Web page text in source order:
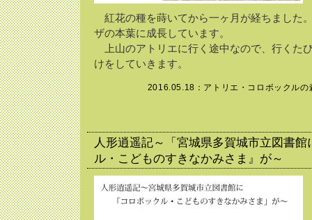
紅花の種を蒔いてから一ヶ月が経ちました
ザの本葉に成長しています。
上山のアトリエに行く途中なので、行くた
けをしていきます。
2016.05.18： アトリエ・コロボックルの
人形逍遥記～「宮城県多賀城市立図書
ル・こどものすきなかみさま』が～